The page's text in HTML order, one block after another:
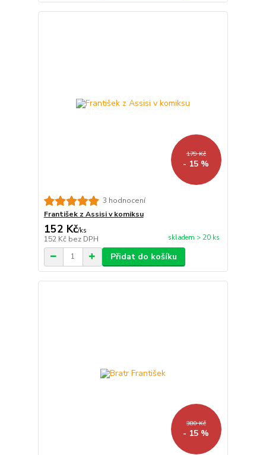
179 Kč
- 15 %
3 hodnocení
František z Assisi v komiksu
152 Kč/ks
152 Kč bez DPH skladem > 20 ks
Přidat do košíku
380 Kč
- 15 %